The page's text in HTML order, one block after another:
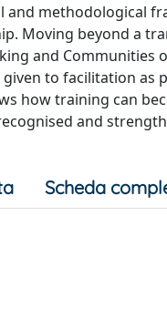
methodological
Moving beyond a
and
to facilitation
how training can
and
Scheda